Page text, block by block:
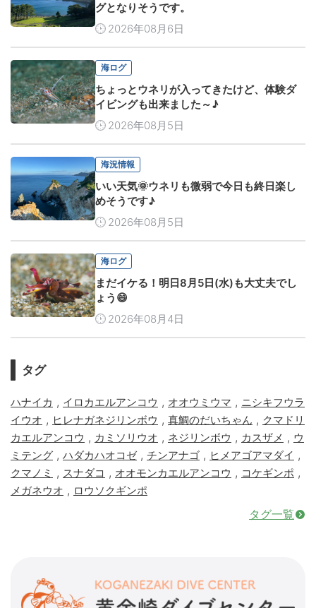
グとなりそうです。
2026年08月6日
海ログ
ちょっとウネリが入ってきたけど、体験ダ
イビングも出来ました～♪
2026年08月5日
海況情報
いい天気🌞ウネリも微弱で今日も終日楽し
めそうです♪
2026年08月5日
海ログ
まだイケる！明日8月5日(水)も大丈夫でし
ょう😄
2026年08月4日
タグ
ハナイカ , イロカエルアンコウ , オオウミウマ , ニシキフウラ
イウオ , ヒレナガネジリンボウ , 真鯛のだいちゃん , クマドリ
カエルアンコウ , カミソリウオ , ネジリンボウ , カスザメ , ウ
ミテング , ハダカハオコゼ, チンアナゴ , ヒメアゴアマダイ ,
クマノミ , スナダコ , オオモンカエルアンコウ , コケギンポ ,
メガネウオ , ロウソクギンポ
タグ一覧